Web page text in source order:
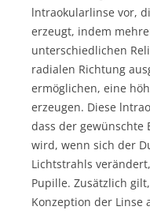
lntraokularlinse vor,
erzeugt, indem
unterschiedlichen
radialen Richtung
ermöglichen, eine
erzeugen. Diese
dass der
wird, wenn sich der
Lichtstrahls
Pupille. Zusätzlich
Konzeption der Linse